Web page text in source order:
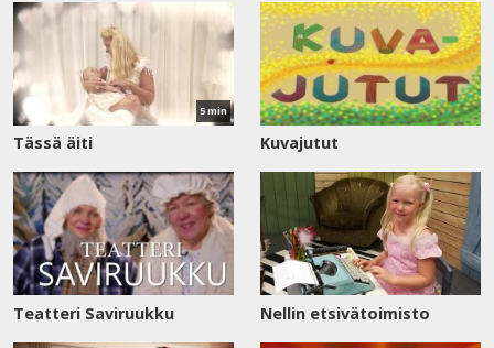
Katso
nyt
5 min
Tässä äiti Kuvajutut
Teatteri Saviruukku Nellin etsivätoimisto